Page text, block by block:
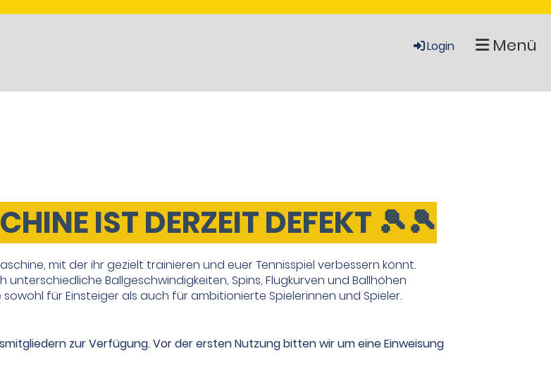
Login Menü
IST DERZEIT DEFEKT 🎾🎾
mit der ihr gezielt trainieren und euer Tennisspiel verbessern könnt.
Ballgeschwindigkeiten, Spins, Flugkurven und Ballhöhen
für Einsteiger als auch für ambitionierte Spielerinnen und Spieler.
zur Verfügung. Vor der ersten Nutzung bitten wir um eine Einweisung